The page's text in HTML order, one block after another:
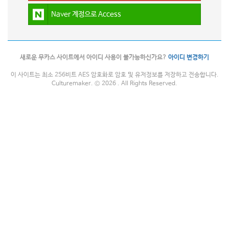
Naver 계정으로 Access
새로운 무카스 사이트에서 아이디 사용이 불가능하신가요? 아이디 변경하기
이 사이트는 최소 256비트 AES 암호화로 암호 및 유저정보를 저장하고 전송합니다.
Culturemaker. © 2026 . All Rights Reserved.